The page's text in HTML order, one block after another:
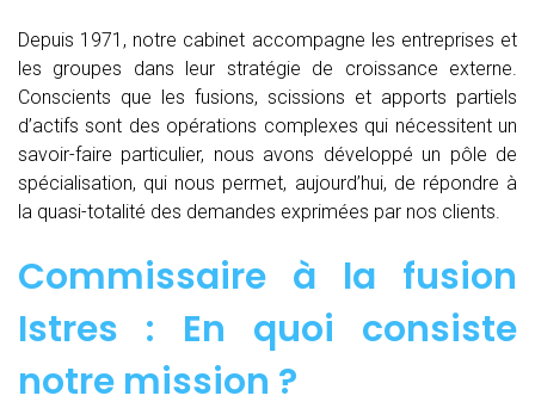
Depuis 1971, notre cabinet accompagne les entreprises et
les groupes dans leur stratégie de croissance externe.
Conscients que les fusions, scissions et apports partiels
d’actifs sont des opérations complexes qui nécessitent un
savoir-faire particulier, nous avons développé un pôle de
spécialisation, qui nous permet, aujourd’hui, de répondre à
la quasi-totalité des demandes exprimées par nos clients.
Commissaire à la fusion
Istres : En quoi consiste
notre mission ?